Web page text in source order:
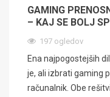
GAMING
– KAJ SE BOLJ
197 ogledov
Ena najpogostejših
je, ali izbrati gaming
računalnik. Obe